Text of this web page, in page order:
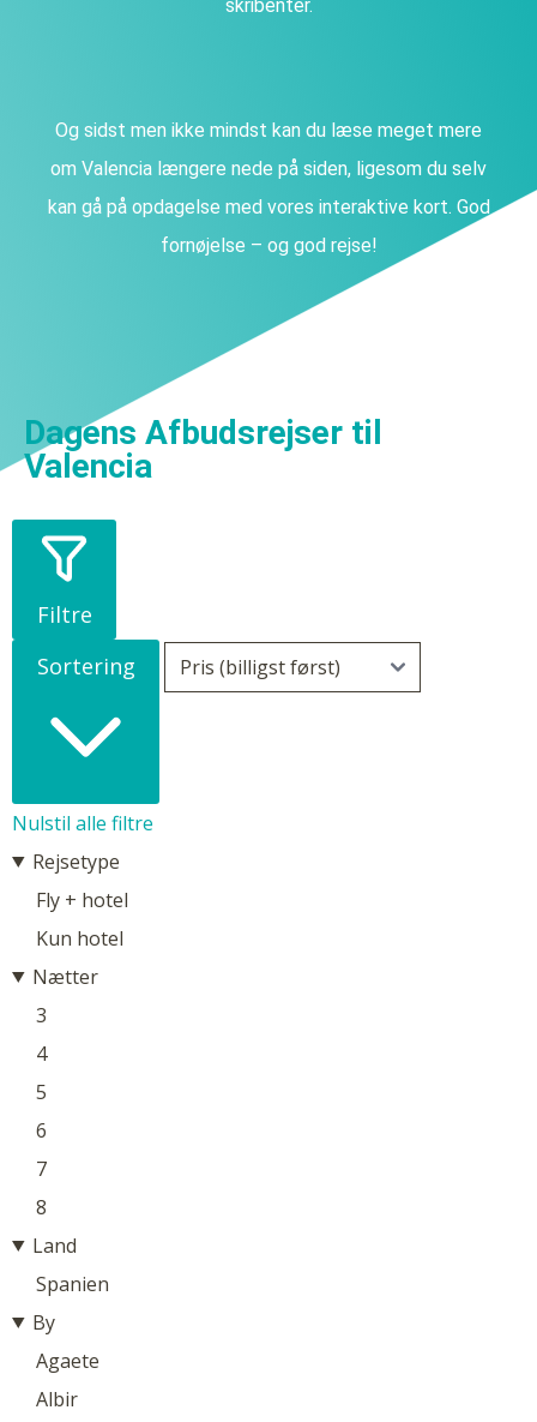
skribenter.
Og sidst men ikke mindst kan du læse meget mere
om Valencia længere nede på siden, ligesom du selv
kan gå på opdagelse med vores interaktive kort. God
fornøjelse – og god rejse!
Dagens Afbudsrejser til
Valencia
Filtre
Sortering
Nulstil alle filtre
Rejsetype
Fly + hotel
Kun hotel
Nætter
3
4
5
6
7
8
Land
Spanien
By
Agaete
Albir